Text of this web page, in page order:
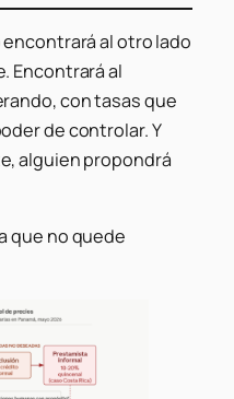
al otro lado
Encontrará al
con tasas que
de controlar. Y
alguien propondrá
que no quede